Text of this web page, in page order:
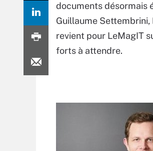
documents désormais
Guillaume
revient pour LeMagIT
forts à attendre.